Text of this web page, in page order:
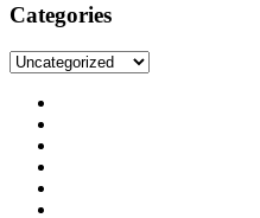
Categories
Categories